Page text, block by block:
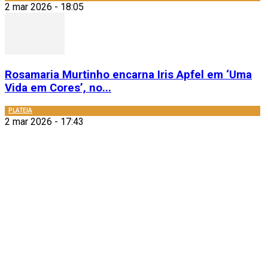
2 mar 2026 - 18:05
Rosamaria Murtinho encarna Iris Apfel em ‘Uma
Vida em Cores’, no...
PLATEIA
2 mar 2026 - 17:43